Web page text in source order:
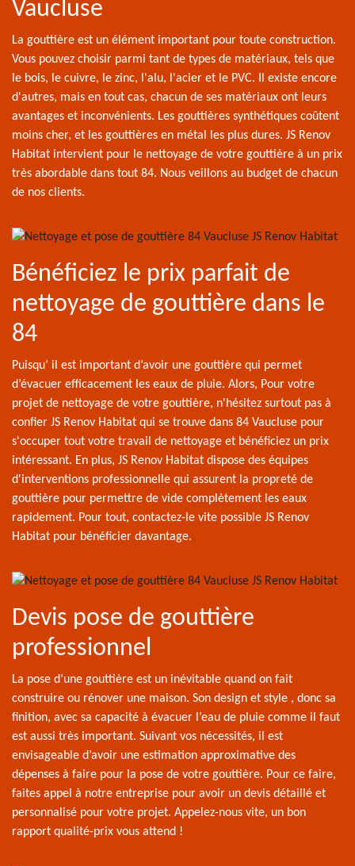
Vaucluse
La gouttière est un élément important pour toute construction.
Vous pouvez choisir parmi tant de types de matériaux, tels que
le bois, le cuivre, le zinc, l'alu, l'acier et le PVC. Il existe encore
d'autres, mais en tout cas, chacun de ses matériaux ont leurs
avantages et inconvénients. Les gouttières synthétiques coûtent
moins cher, et les gouttières en métal les plus dures. JS Renov
Habitat intervient pour le nettoyage de votre gouttière à un prix
très abordable dans tout 84. Nous veillons au budget de chacun
de nos clients.
Bénéficiez le prix parfait de
nettoyage de gouttière dans le
84
Puisqu’ il est important d’avoir une gouttière qui permet
d’évacuer efficacement les eaux de pluie. Alors, Pour votre
projet de nettoyage de votre gouttière, n'hésitez surtout pas à
confier JS Renov Habitat qui se trouve dans 84 Vaucluse pour
s'occuper tout votre travail de nettoyage et bénéficiez un prix
intéressant. En plus, JS Renov Habitat dispose des équipes
d'interventions professionnelle qui assurent la propreté de
gouttière pour permettre de vide complètement les eaux
rapidement. Pour tout, contactez-le vite possible JS Renov
Habitat pour bénéficier davantage.
Devis pose de gouttière
professionnel
La pose d’une gouttière est un inévitable quand on fait
construire ou rénover une maison. Son design et style , donc sa
finition, avec sa capacité à évacuer l’eau de pluie comme il faut
est aussi très important. Suivant vos nécessités, il est
envisageable d’avoir une estimation approximative des
dépenses à faire pour la pose de votre gouttière. Pour ce faire,
faites appel à notre entreprise pour avoir un devis détaillé et
personnalisé pour votre projet. Appelez-nous vite, un bon
rapport qualité-prix vous attend !